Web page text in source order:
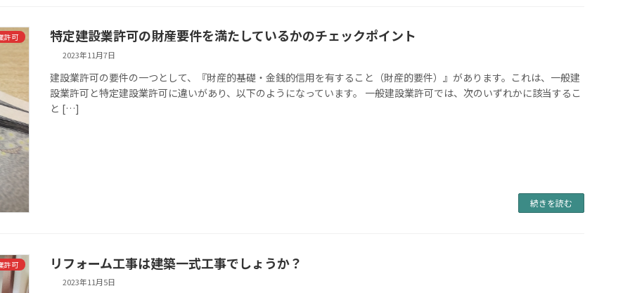
許可 特定建設業許可の財産要件を満たしているかのチェックポイント
2023年11月7日
建設業許可の要件の一つとして、『財産的基礎・金銭的信用を有すること（財産的要件）』があります。これは、一般建
設業許可と特定建設業許可に違いがあり、以下のようになっています。 一般建設業許可では、次のいずれかに該当するこ
と […]
続きを読む
許可 リフォーム工事は建築一式工事でしょうか？
2023年11月5日